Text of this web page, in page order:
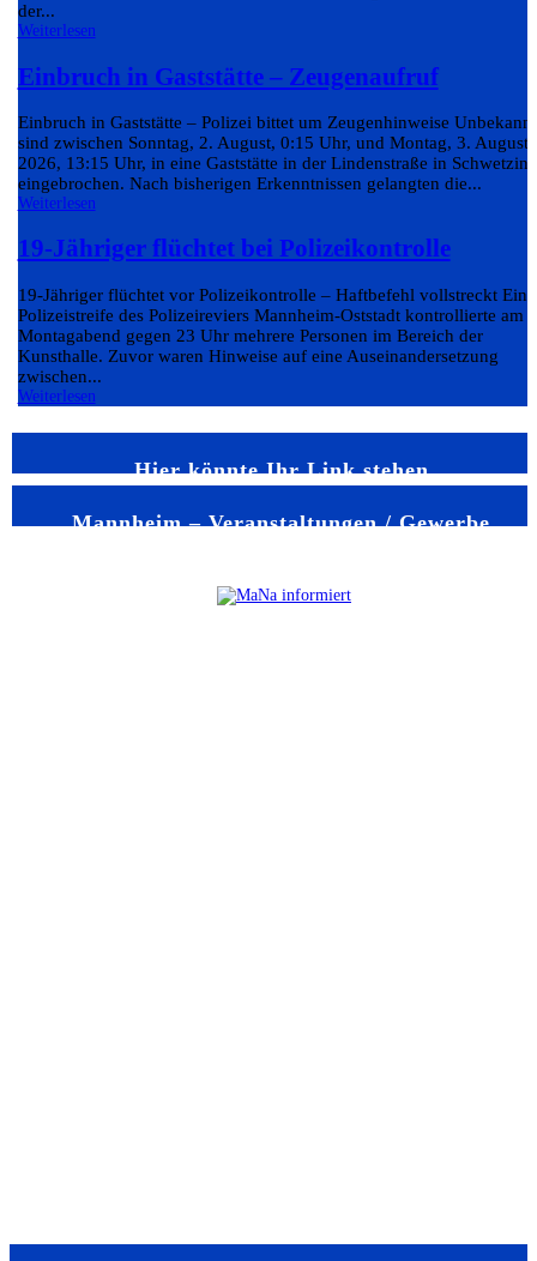
der...
Weiterlesen
Einbruch in Gaststätte – Zeugenaufruf
Einbruch in Gaststätte – Polizei bittet um Zeugenhinweise
sind zwischen Sonntag, 2. August, 0:15 Uhr, und Montag, 3. August
2026, 13:15 Uhr, in eine Gaststätte in der Lindenstraße in
eingebrochen. Nach bisherigen Erkenntnissen gelangten die...
Weiterlesen
19-Jähriger flüchtet bei Polizeikontrolle
19-Jähriger flüchtet vor Polizeikontrolle – Haftbefehl vollstreckt Eine
Polizeistreife des Polizeireviers Mannheim-Oststadt kontrollierte am
Montagabend gegen 23 Uhr mehrere Personen im Bereich der
Kunsthalle. Zuvor waren Hinweise auf eine Auseinandersetzung
zwischen...
Weiterlesen
Hier könnte Ihr Link stehen
Mannheim – Veranstaltungen / Gewerbe